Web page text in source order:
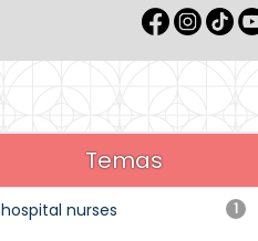
Temas
1
hospital nurses